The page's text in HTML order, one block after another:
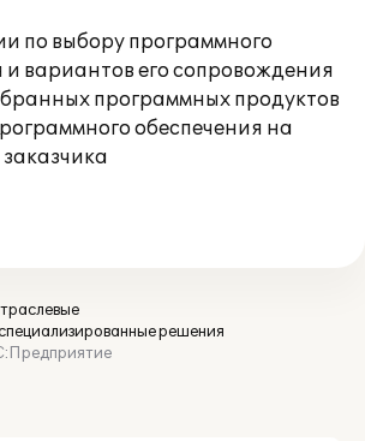
по выбору программного
и вариантов его сопровождения
программных продуктов
обеспечения на
решения